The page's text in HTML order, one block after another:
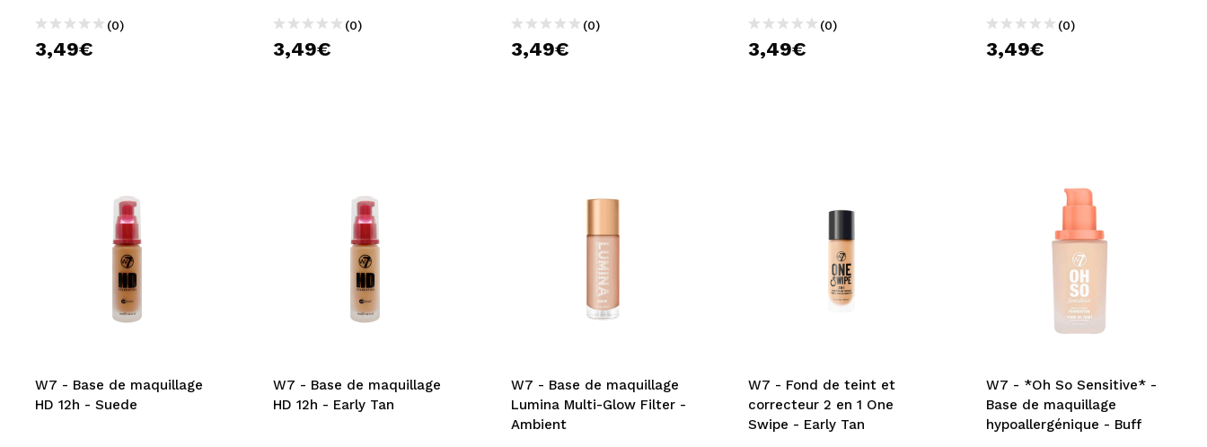
(0)
3,49€
(0)
3,49€
(0)
3,49€
(0)
3,49€
(0)
3,49€
W7 - Base de maquillage
HD 12h - Suede
W7 - Base de maquillage
HD 12h - Early Tan
W7 - Base de maquillage
Lumina Multi-Glow Filter -
Ambient
W7 - Fond de teint et
correcteur 2 en 1 One
Swipe - Early Tan
W7 - *Oh So Sensitive* -
Base de maquillage
hypoallergénique - Buff